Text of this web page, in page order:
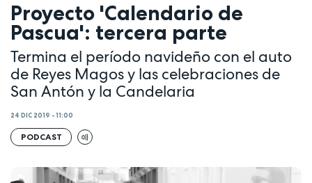
Proyecto 'Calendario de
Pascua': tercera parte
Termina el período navideño con el auto
de Reyes Magos y las celebraciones de
San Antón y la Candelaria
24 DIC 2019 - 11:00
PODCAST